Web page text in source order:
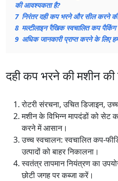
की आवश्यकता है?
7 निरंतर दही कप भरने और सील करने की
8 मल्टीलाइन रैखिक स्वचालित कप पैकिंग
9 अधिक जानकारी प्राप्त करने के लिए
दही कप भरने की मशीन
रोटरी संरचना, उचित डिजाइन,
मशीन के विभिन्न मापदंडों को
करने में आसान।
उच्च स्वचालन: स्वचालित कप-
उत्पादों को बाहर निकालना।
स्वतंत्र तापमान नियंत्रण का
छोटी जगह पर कब्जा करें।